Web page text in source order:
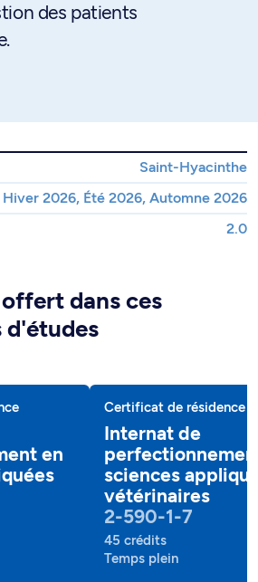
des patients
Saint-Hyacinthe
Hiver 2026, Été 2026, Automne 2026
2.0
dans ces
d'études
en
Certificat de résidence
Internat de
sciences
vétérinaires
2-590-1-7
45 crédits
Temps plein